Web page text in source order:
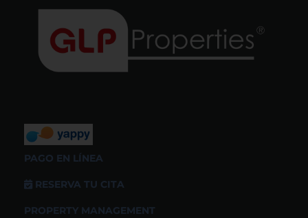
PAGO EN LÍNEA
RESERVA TU CITA
PROPERTY MANAGEMENT